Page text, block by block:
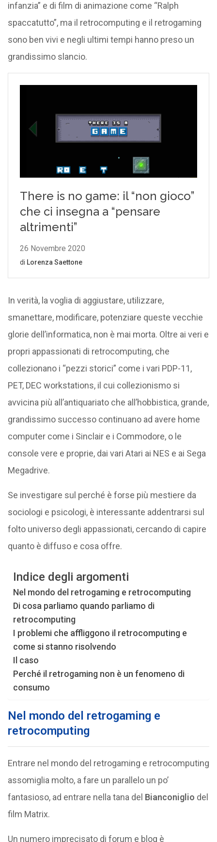
infanzia” e di film di animazione come “Ralph
spaccatutto”, ma il retrocomputing e il retrogaming
sono ben vivi e negli ultimi tempi hanno preso un
grandissimo slancio.
In verità, la voglia di aggiustare, utilizzare,
smanettare, modificare, potenziare queste vecchie
glorie dell’informatica, non è mai morta. Oltre ai veri e
propri appassionati di retrocomputing, che
collezionano i “pezzi storici” come i vari PDP-11,
PET, DEC workstations, il cui collezionismo si
avvicina più all’antiquariato che all’hobbistica, grande,
grandissimo successo continuano ad avere home
computer come i Sinclair e i Commodore, o le
console vere e proprie, dai vari Atari ai NES e ai Sega
Megadrive.
Se investigare sul perché è forse più mestiere da
sociologi e psicologi, è interessante addentrarsi sul
folto universo degli appassionati, cercando di capire
quanto è diffuso e cosa offre.
Indice degli argomenti
Nel mondo del retrogaming e retrocomputing
Di cosa parliamo quando parliamo di
retrocomputing
I problemi che affliggono il retrocomputing e
come si stanno risolvendo
Il caso
Perché il retrogaming non è un fenomeno di
consumo
Nel mondo del retrogaming e
retrocomputing
Entrare nel mondo del retrogaming e retrocomputing
assomiglia molto, a fare un parallelo un po’
fantasioso, ad entrare nella tana del Bianconiglio del
film Matrix.
Un numero imprecisato di forum e blog è